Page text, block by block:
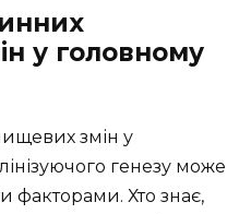
у головному
змін у
генезу може
факторами. Хто знає,